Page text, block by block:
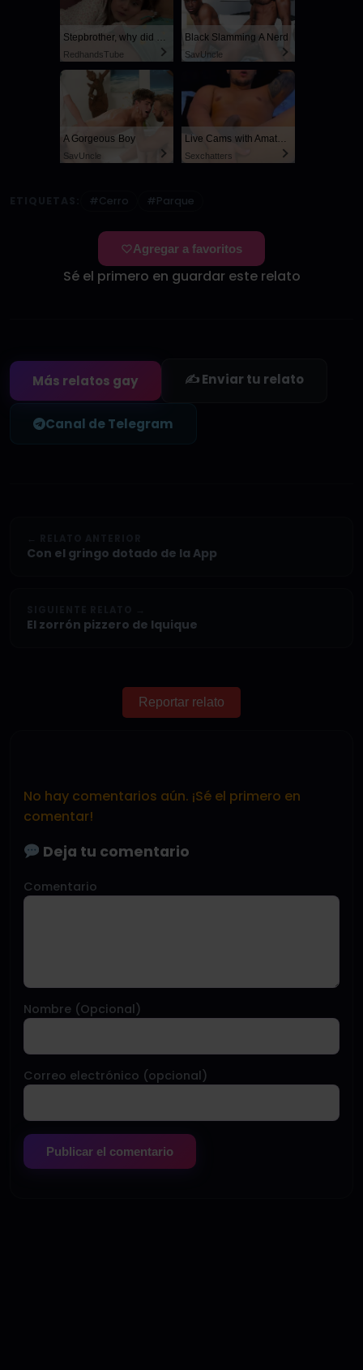
Stepbrother, why did you show me your dick? Now I want to fuck you with my wet pussy
RedhandsTube
Black Slamming A Nerd
SayUncle
A Gorgeous Boy
SayUncle
Live Cams with Amateur Men
Sexchatters
#Cerro #Parque
Agregar a favoritos
Sé el primero en guardar este relato
Más relatos gay ✍️ Enviar tu relato
Canal de Telegram
Con el gringo dotado de la App
El zorrón pizzero de Iquique
Reportar relato
No hay comentarios aún. ¡Sé el primero en
comentar!
Deja tu comentario
Comentario
Nombre (Opcional)
Correo electrónico (opcional)